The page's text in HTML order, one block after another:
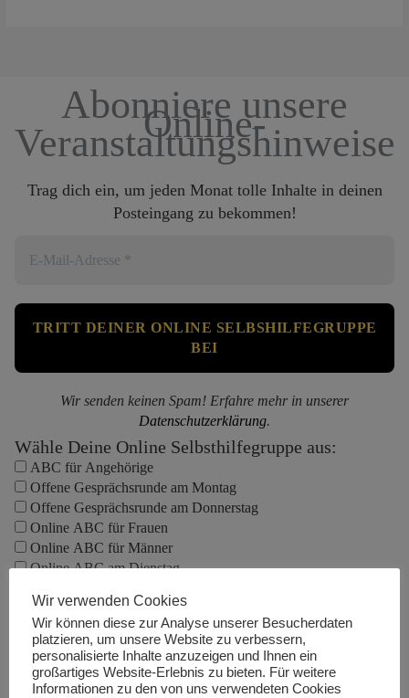
Abonniere unsere
Online-
Veranstaltungshinweise
Trag dich ein, um jeden Monat tolle Inhalte in deinen
Posteingang zu bekommen!
Wir senden keinen Spam! Erfahre mehr in unserer
Datenschutzerklärung.
Wähle Deine Online Selbsthilfegruppe aus:
ABC für Angehörige
Offene Gesprächsrunde am Montag
Offene Gesprächsrunde am Donnerstag
Online ABC für Frauen
Online ABC für Männer
Online ABC am Dienstag
Online ABC am Donnerstag
Online ABC am Freitag
Online ABC am Samstag
Online ABC am Sonntag
Online ABC für Alleinerziehende
Wir verwenden Cookies
Wir können diese zur Analyse unserer Besucherdaten
platzieren, um unsere Website zu verbessern,
personalisierte Inhalte anzuzeigen und Ihnen ein
großartiges Website-Erlebnis zu bieten. Für weitere
Informationen zu den von uns verwendeten Cookies